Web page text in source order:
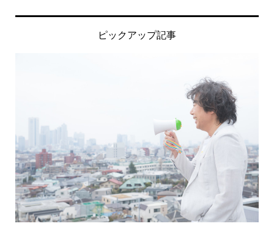
ピックアップ記事